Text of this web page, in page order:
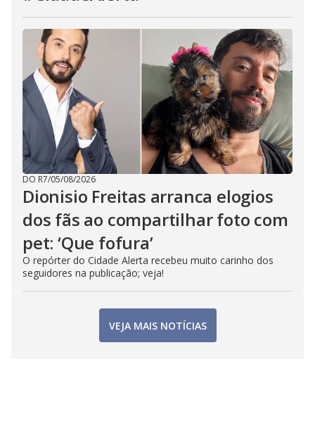
DO R7/05/08/2026
Dionisio Freitas arranca elogios
dos fãs ao compartilhar foto com
pet: ‘Que fofura’
O repórter do Cidade Alerta recebeu muito carinho dos
seguidores na publicação; veja!
VEJA MAIS NOTÍCIAS